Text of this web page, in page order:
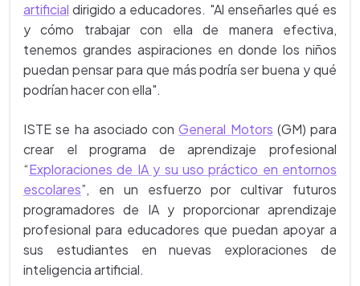
artificial dirigido a educadores. "Al enseñarles qué es
y cómo trabajar con ella de manera efectiva,
tenemos grandes aspiraciones en donde los niños
puedan pensar para que más podría ser buena y qué
podrían hacer con ella".
ISTE se ha asociado conGeneral Motors (GM) para
crear el programa de aprendizaje profesional
“Exploraciones de IA y su uso práctico en entornos
escolares”, en un esfuerzo por cultivar futuros
programadores de IA y proporcionar aprendizaje
profesional para educadores que puedan apoyar a
sus estudiantes en nuevas exploraciones de
inteligencia artificial.